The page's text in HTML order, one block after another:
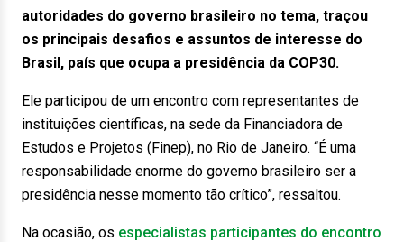
autoridades do governo brasileiro no tema, traçou
os principais desafios e assuntos de interesse do
Brasil, país que ocupa a presidência da COP30.
Ele participou de um encontro com representantes de
instituições científicas, na sede da Financiadora de
Estudos e Projetos (Finep), no Rio de Janeiro. “É uma
responsabilidade enorme do governo brasileiro ser a
presidência nesse momento tão crítico”, ressaltou.
Na ocasião, os especialistas participantes do encontro